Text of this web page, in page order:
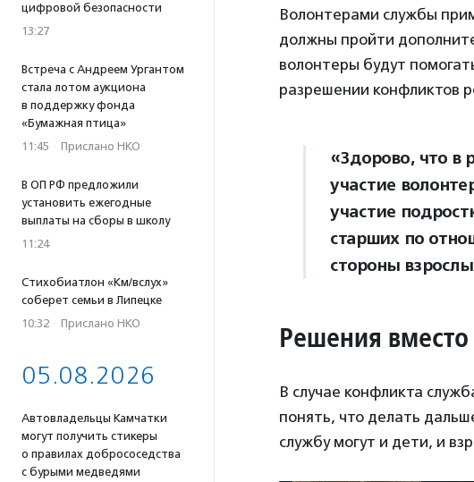
цифровой безопасности
13:27
Встреча с Андреем Ургантом
стала лотом аукциона
в поддержку фонда
«Бумажная птица»
11:45 · Прислано НКО
В ОП РФ предложили
установить ежегодные
выплаты на сборы в школу
11:24
Стихобиатлон «Км/вслух»
соберет семьи в Липецке
10:32 · Прислано НКО
05.08.2026
Автовладельцы Камчатки
могут получить стикеры
о правилах добрососедства
с бурыми медведями
Волонтерами службы
должны пройти
волонтеры будут
разрешении конфликтов
«Здорово, что в
участие
участие
старших по
стороны
Решения
В случае конфликта
понять, что делать
службу могут и дети, и